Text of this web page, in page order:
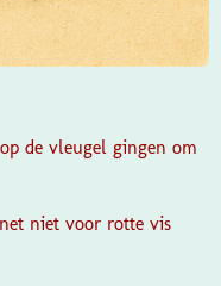
de vleugel gingen om
niet voor rotte vis